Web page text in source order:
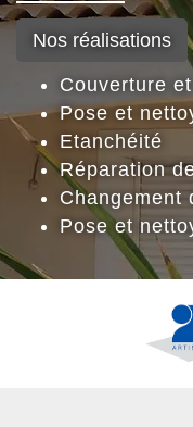
Nos réalisations
Couverture
Pose et
Etanchéité
Réparation
Changement
Pose et